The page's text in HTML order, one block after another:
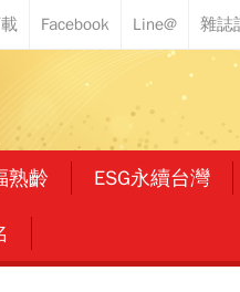
熟齡 ESG永續台灣